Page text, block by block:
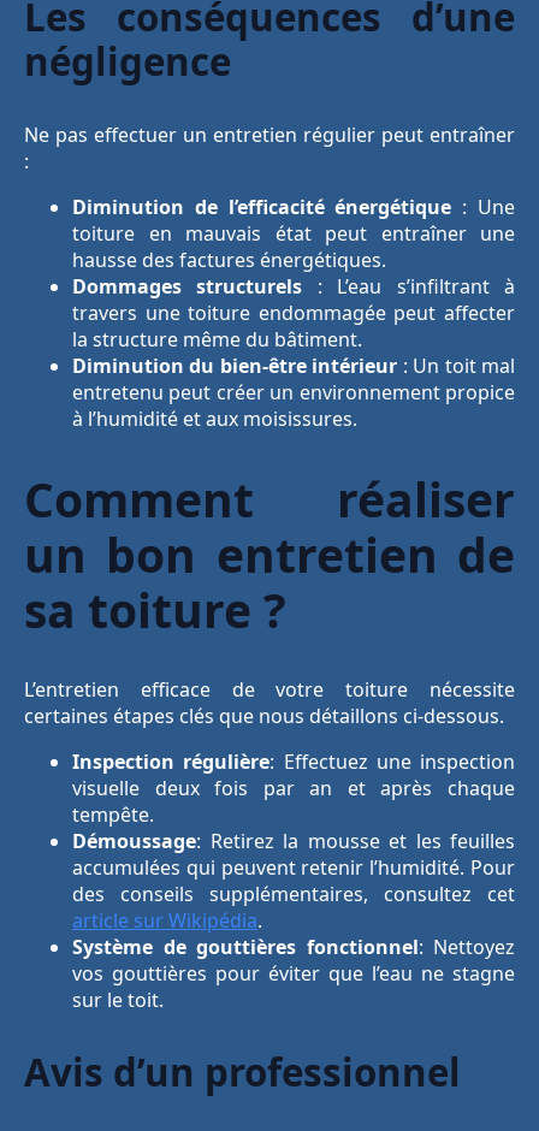
Les conséquences d’une
négligence
Ne pas effectuer un entretien régulier peut entraîner
:
Diminution de l’efficacité énergétique : Une
toiture en mauvais état peut entraîner une
hausse des factures énergétiques.
Dommages structurels : L’eau s’infiltrant à
travers une toiture endommagée peut affecter
la structure même du bâtiment.
Diminution du bien-être intérieur : Un toit mal
entretenu peut créer un environnement propice
à l’humidité et aux moisissures.
Comment réaliser
un bon entretien de
sa toiture ?
L’entretien efficace de votre toiture nécessite
certaines étapes clés que nous détaillons ci-dessous.
Inspection régulière: Effectuez une inspection
visuelle deux fois par an et après chaque
tempête.
Démoussage: Retirez la mousse et les feuilles
accumulées qui peuvent retenir l’humidité. Pour
des conseils supplémentaires, consultez cet
article sur Wikipédia.
Système de gouttières fonctionnel: Nettoyez
vos gouttières pour éviter que l’eau ne stagne
sur le toit.
Avis d’un professionnel